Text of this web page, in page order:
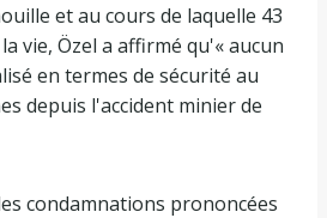
et au cours de laquelle 43
vie, Özel a affirmé qu'« aucun
en termes de sécurité au
depuis l'accident minier de
condamnations prononcées